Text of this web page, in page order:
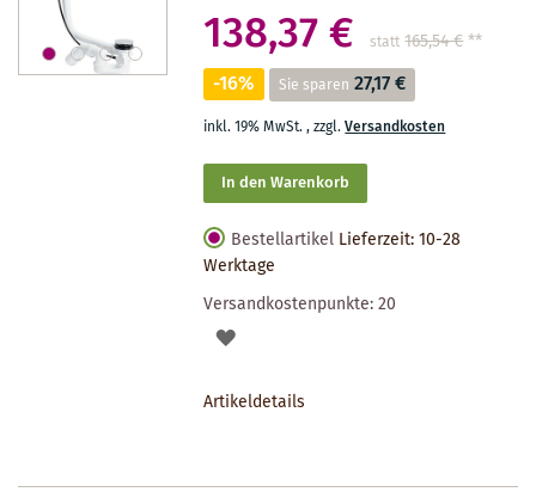
138,37 € statt 165,54 €**
-16% Sie sparen 27,17 €
inkl. 19% MwSt.,zzgl.Versandkosten
In den Warenkorb
Bestellartikel Lieferzeit: 10-28
Werktage
Versandkostenpunkte:20
AUF
Artikeldetails